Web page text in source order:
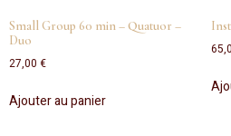
Small Group 60 min – Quatuor –
Duo
27,00 €
Ajouter au panier